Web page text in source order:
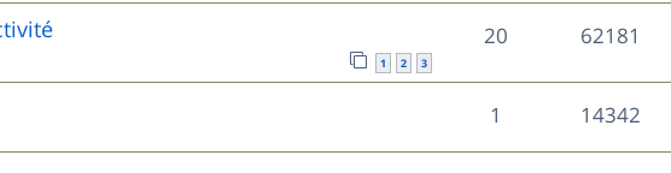
s
e
e
p
o
s
1 2 3
20R
é
62181
u
e
1
é
14342V
u